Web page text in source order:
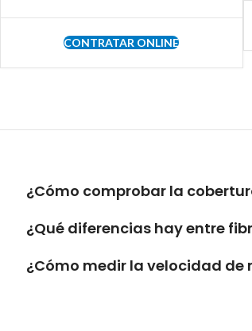
CONTRATAR ONLINE
¿Cómo comprobar la
¿Qué diferencias hay entre
¿Cómo medir la velocidad de